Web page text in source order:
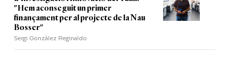
"Hem aconseguit un primer
finançament per al projecte de la Nau
Bosser"
Sergi Gonzàlez Reginaldo